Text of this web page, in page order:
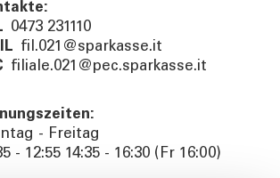
0473 231110
fil.021@sparkasse.it
filiale.021@pec.sparkasse.it
- Freitag
- 12:55 14:35 - 16:30 (Fr 16:00)